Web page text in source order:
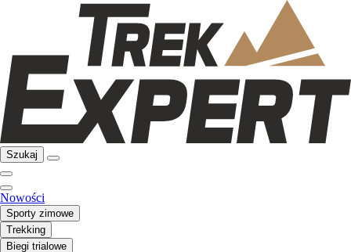
Szukaj
Nowości
Sporty zimowe
Trekking
Biegi trialowe